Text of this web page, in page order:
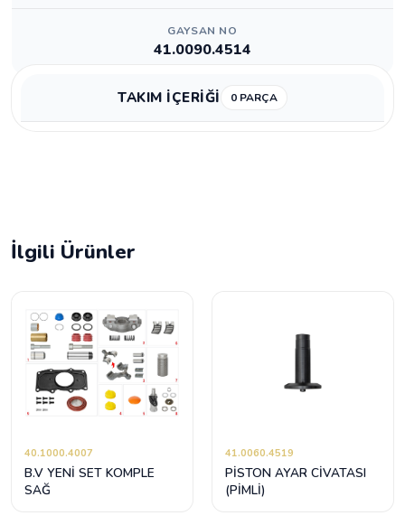
GAYSAN NO
41.0090.4514
TAKIM İÇERİĞİ 0 PARÇA
İlgili Ürünler
40.1000.4007
B.V YENİ SET KOMPLE
SAĞ
41.0060.4519
PİSTON AYAR CİVATASI
(PİMLİ)